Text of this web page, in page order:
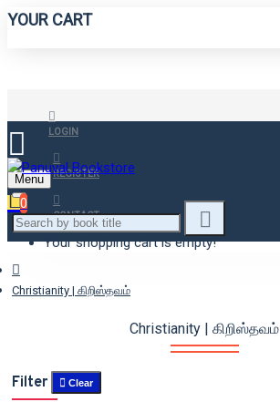
YOUR CART
LOGIN
REGISTER
CONTACT
Menu
0
Your shopping cart is empty!
Christianity | கிறிஸ்தவம்
Christianity | கிறிஸ்தவம்
Filter Clear